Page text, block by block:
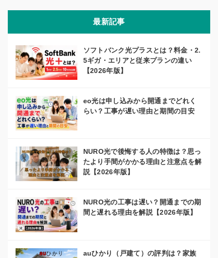
最新記事
ソフトバンク光プラスとは？料金・2.
5ギガ・エリアと従来プランの違い
【2026年版】
eo光は申し込みから開通までどれく
らい？工事が遅い理由と期間の目安
NURO光で後悔する人の特徴は？思っ
たより手間がかかる理由と注意点を解
説【2026年版】
NURO光の工事は遅い？開通までの期
間と遅れる理由を解説【2026年版】
auひかり（戸建て）の評判は？家族